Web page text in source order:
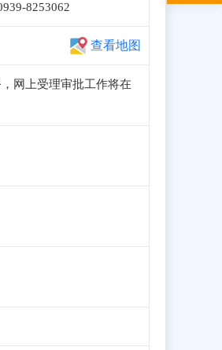
8253062
查看地图
网上受理审批工作将在